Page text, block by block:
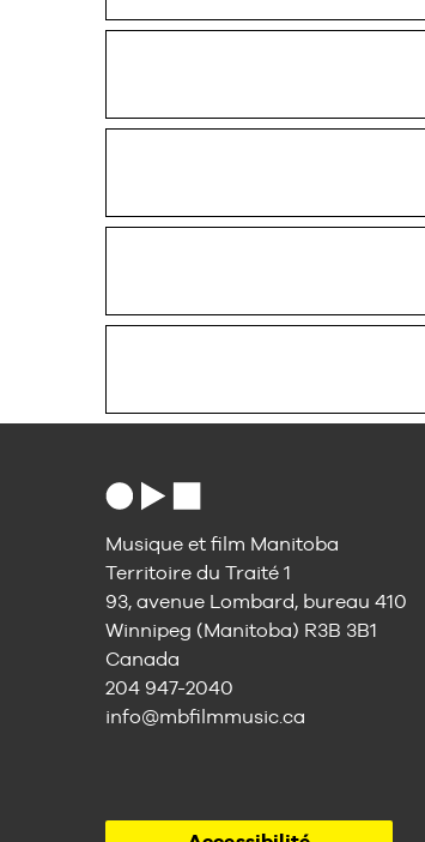
Musique et film Manitoba
Territoire du Traité 1
93, avenue Lombard, bureau 410
Winnipeg (Manitoba) R3B 3B1
Canada
204 947-2040
info@mbfilmmusic.ca